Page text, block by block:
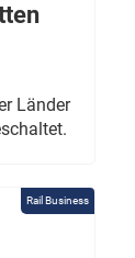
Länder
Rail Business